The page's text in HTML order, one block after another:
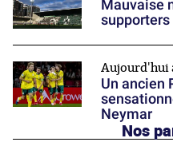
Mauvaise
supporters
Aujourd'hui
Un ancien
Neymar
Nos